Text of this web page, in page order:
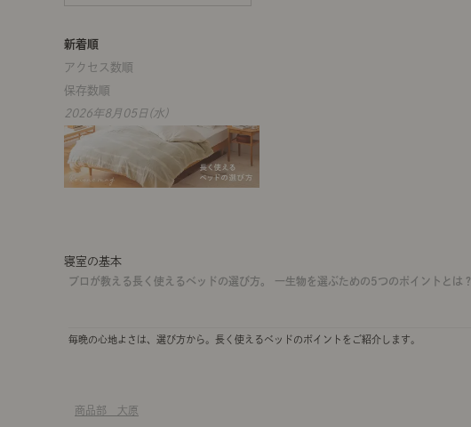
新着順
アクセス数順
保存数順
2026年8月05日(水)
寝室の基本
プロが教える長く使えるベッドの選び方。 一生物を選ぶための5つのポイントとは？
毎晩の心地よさは、選び方から。長く使えるベッドのポイントをご紹介します。
商品部 大原